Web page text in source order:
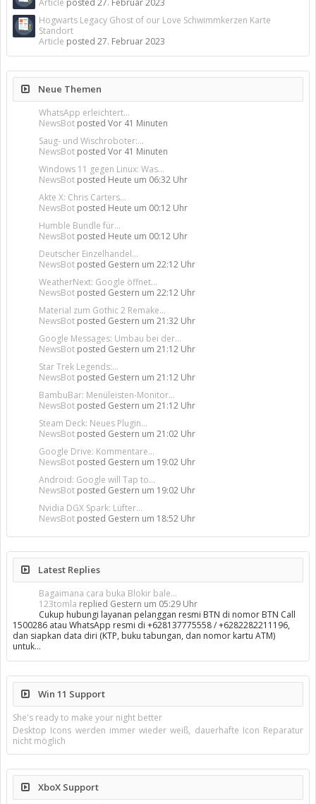
Article posted 27. Februar 2023
Hogwarts Legacy Ghost of our Love Schwimmkerzen Karte
Standort
Article posted 27. Februar 2023
Neue Themen
WhatsApp erleichtert...
NewsBot posted Vor 41 Minuten
Saug- und Wischroboter:...
NewsBot posted Vor 41 Minuten
Windows 11 gegen Linux: Was...
NewsBot posted Heute um 06:32 Uhr
Akte X: Chris Carters...
NewsBot posted Heute um 00:12 Uhr
Humble Bundle für...
NewsBot posted Heute um 00:12 Uhr
Deutscher Einzelhandel...
NewsBot posted Gestern um 22:12 Uhr
WeatherNext: Google öffnet...
NewsBot posted Gestern um 22:12 Uhr
Material zum Gothic 2 Remake...
NewsBot posted Gestern um 21:32 Uhr
Google Messages: Umbau bei der...
NewsBot posted Gestern um 21:12 Uhr
Star Trek Legends:...
NewsBot posted Gestern um 21:12 Uhr
BambuBar: Menüleisten-Monitor...
NewsBot posted Gestern um 21:12 Uhr
Steam Deck: Neues Plugin...
NewsBot posted Gestern um 21:02 Uhr
Google Drive: Kommentare...
NewsBot posted Gestern um 19:02 Uhr
Android: Google will Tap to...
NewsBot posted Gestern um 19:02 Uhr
Nvidia DGX Spark: Lüfter...
NewsBot posted Gestern um 18:52 Uhr
Latest Replies
Bagaimana cara buka Blokir bale...
123tomla replied Gestern um 05:29 Uhr
Cukup hubungi layanan pelanggan resmi BTN di nomor BTN Call
1500286 atau WhatsApp resmi di +628137775558 / +6282282211196,
dan siapkan data diri (KTP, buku tabungan, dan nomor kartu ATM)
untuk…
Win 11 Support
She's ready to make your night better
Desktop Icons werden immer wieder weiß, dauerhafte Icon Reparatur
nicht möglich
XboX Support